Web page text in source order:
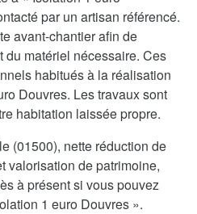
par un artisan référencé.
avant-chantier afin de
du matériel nécessaire. Ces
habitués à la réalisation
Douvres. Les travaux sont
habitation laissée propre.
(01500), nette réduction de
valorisation de patrimoine,
à présent si vous pouvez
1 euro Douvres ».